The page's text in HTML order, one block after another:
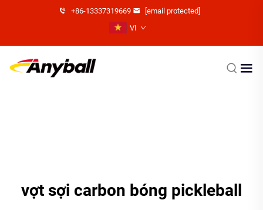
+86-13337319669
[email protected]
VI
vợt sợi carbon bóng pickleball